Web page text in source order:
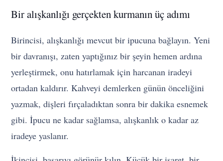
Bir alışkanlığı gerçekten kurmanın üç adımı
Birincisi, alışkanlığı mevcut bir ipucuna bağlayın. Yeni
bir davranışı, zaten yaptığınız bir şeyin hemen ardına
yerleştirmek, onu hatırlamak için harcanan iradeyi
ortadan kaldırır. Kahveyi demlerken günün önceliğini
yazmak, dişleri fırçaladıktan sonra bir dakika esnemek
gibi. İpucu ne kadar sağlamsa, alışkanlık o kadar az
iradeye yaslanır.